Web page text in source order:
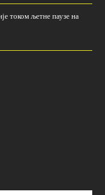
током љетне паузе на